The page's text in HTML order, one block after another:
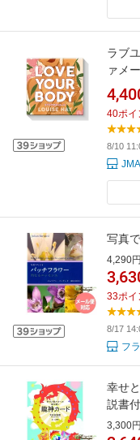
ラブ
ァメ
ング
40ポイ
8/10
写真
4,290
33ポイ
8/17
フ
幸せ
説書
3,300